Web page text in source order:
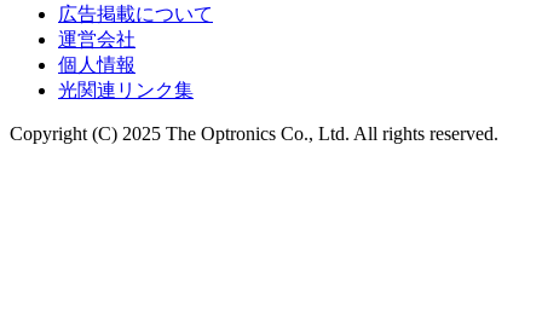
広告掲載について
運営会社
個人情報
光関連リンク集
Copyright (C) 2025 The Optronics Co., Ltd. All rights reserved.